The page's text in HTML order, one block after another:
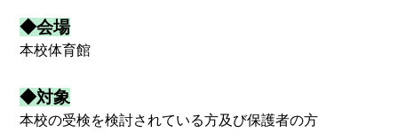
◆会場
本校体育館
◆対象
本校の受検を検討されている方及び保護者の方